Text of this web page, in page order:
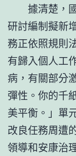
據清楚，
研討編制擬新
務正依照規則
有歸入個人工
病，有關部分
彈性。你的千
美平衡。」單
改良任務周遭
領導和安康治